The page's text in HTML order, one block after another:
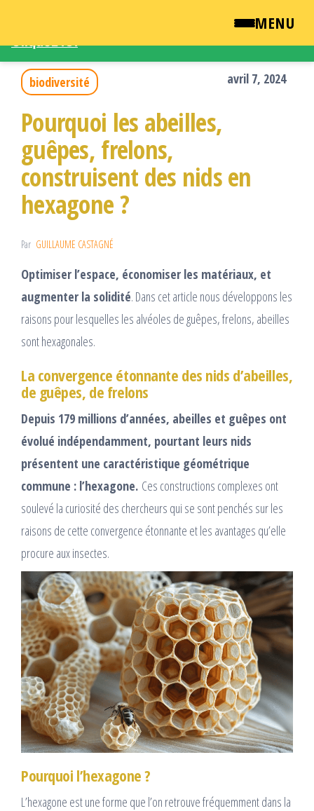
MENU
QUI SOMMES NOUS ?
TARIFS
ENGLISH
Passer
contenu
biodiversité avril 7, 2024
Pourquoi les abeilles,
guêpes, frelons,
construisent des nids en
hexagone ?
Par GUILLAUME CASTAGNÉ
Optimiser l’espace, économiser les matériaux, et
augmenter la solidité. Dans cet article nous développons les
raisons pour lesquelles les alvéoles de guêpes, frelons, abeilles
sont hexagonales.
La convergence étonnante des nids d’abeilles,
de guêpes, de frelons
Depuis 179 millions d’années, abeilles et guêpes ont
évolué indépendamment, pourtant leurs nids
présentent une caractéristique géométrique
commune : l’hexagone. Ces constructions complexes ont
soulevé la curiosité des chercheurs qui se sont penchés sur les
raisons de cette convergence étonnante et les avantages qu’elle
procure aux insectes.
Pourquoi l’hexagone ?
L’hexagone est une forme que l’on retrouve fréquemment dans la
Une demande d'intervention – Une question ?